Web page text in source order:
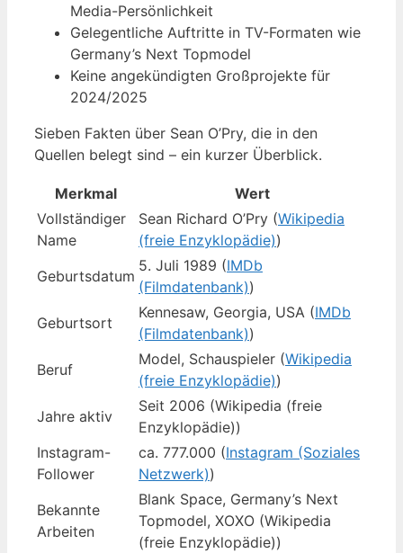
Media-Persönlichkeit
Gelegentliche Auftritte in TV-Formaten wie
Germany’s Next Topmodel
Keine angekündigten Großprojekte für
2024/2025
Sieben Fakten über Sean O’Pry, die in den
Quellen belegt sind – ein kurzer Überblick.
Merkmal
Wert
Vollständiger
Name
Sean Richard O’Pry (Wikipedia
(freie Enzyklopädie))
Geburtsdatum
5. Juli 1989 (IMDb
(Filmdatenbank))
Geburtsort
Kennesaw, Georgia, USA (IMDb
(Filmdatenbank))
Beruf
Model, Schauspieler (Wikipedia
(freie Enzyklopädie))
Jahre aktiv
Seit 2006 (Wikipedia (freie
Enzyklopädie))
Instagram-
Follower
ca. 777.000 (Instagram (Soziales
Netzwerk))
Bekannte
Arbeiten
Blank Space, Germany’s Next
Topmodel, XOXO (Wikipedia
(freie Enzyklopädie))